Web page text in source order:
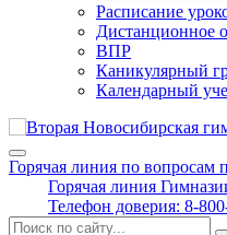
Расписание
Дистанционное
ВПР
Каникулярный
Календарный
Горячая линия по вопросам
Горячая линия
Телефон доверия: 8-
Поиск: